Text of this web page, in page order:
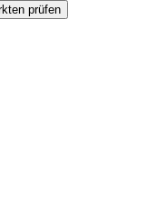
prüfen